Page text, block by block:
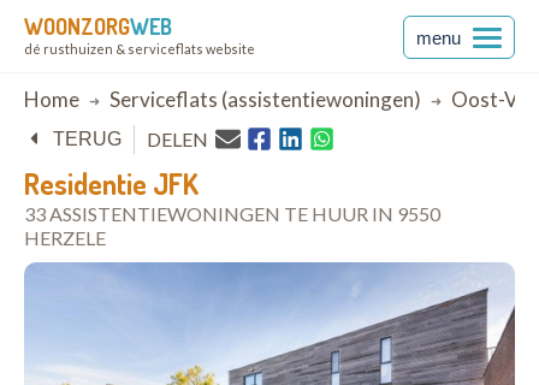
WOONZORGWEB
dé rusthuizen & serviceflats website
menu
Breadcrumb
Home Serviceflats (assistentiewoningen) Oost-
Residentie JFK
33 ASSISTENTIEWONINGEN TE HUUR IN 9550
HERZELE
TERUG DELEN
open in Google Maps